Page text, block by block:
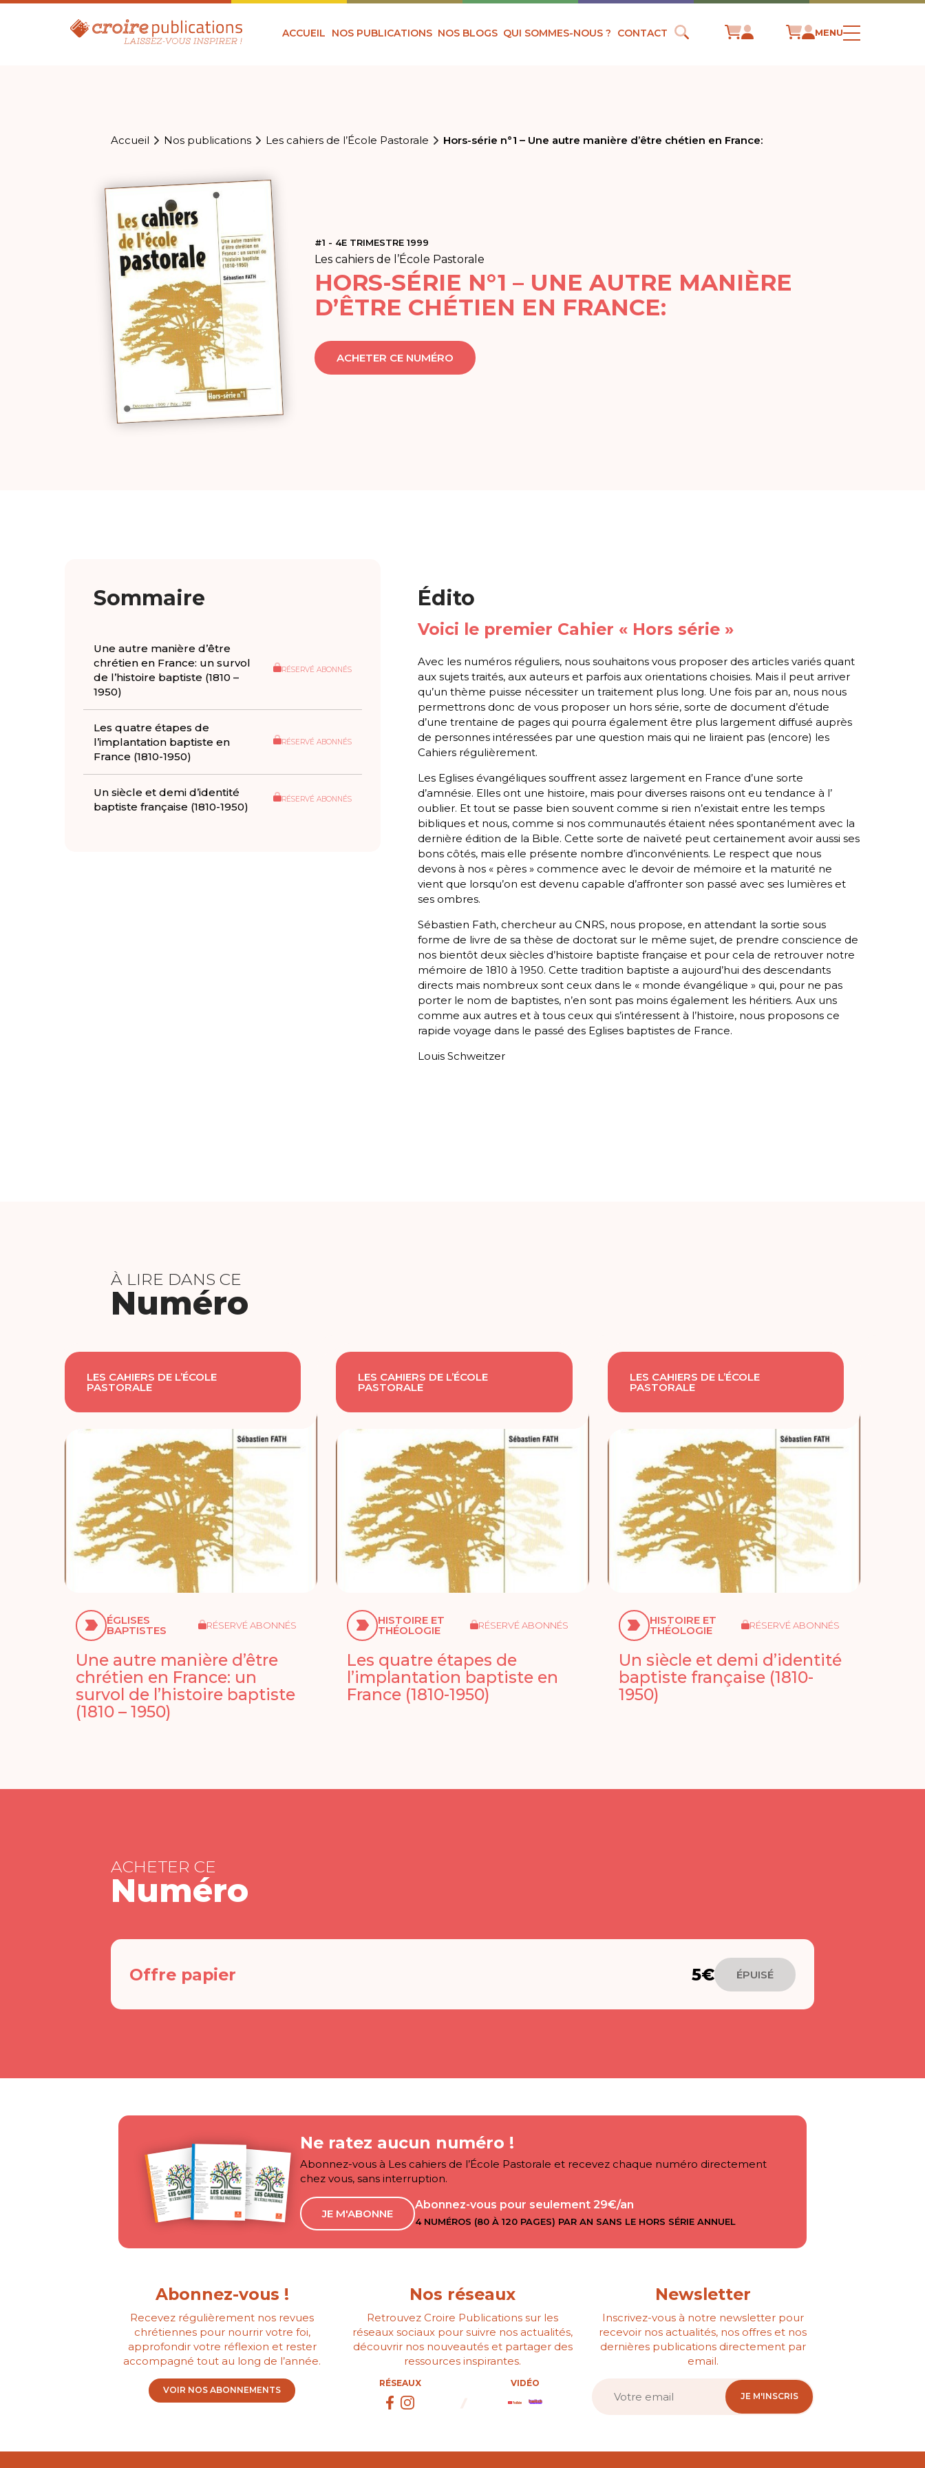
ACCUEIL NOS PUBLICATIONS NOS BLOGS QUI SOMMES-NOUS ? CONTACT MENU
Accueil Nos publications Les cahiers de l’École Pastorale Hors-série n°1 – Une autre manière d’être chétien en France:
#1 - 4E TRIMESTRE 1999
Les cahiers de l’École Pastorale
HORS-SÉRIE N°1 – UNE AUTRE MANIÈRE
D’ÊTRE CHÉTIEN EN FRANCE:
ACHETER CE NUMÉRO
Sommaire
Une autre manière d’être
chrétien en France: un survol
de l’histoire baptiste (1810 –
1950)
RÉSERVÉ ABONNÉS
Les quatre étapes de
l’implantation baptiste en
France (1810-1950)
RÉSERVÉ ABONNÉS
Un siècle et demi d’identité
baptiste française (1810-1950)
RÉSERVÉ ABONNÉS
Édito
Voici le premier Cahier « Hors série »
Avec les numéros réguliers, nous souhaitons vous proposer des articles variés quant
aux sujets traités, aux auteurs et parfois aux orientations choisies. Mais il peut arriver
qu’un thème puisse nécessiter un traitement plus long. Une fois par an, nous nous
permettrons donc de vous proposer un hors série, sorte de document d’étude
d’une trentaine de pages qui pourra également être plus largement diffusé auprès
de personnes intéressées par une question mais qui ne liraient pas (encore) les
Cahiers régulièrement.
Les Eglises évangéliques souffrent assez largement en France d’une sorte
d’amnésie. Elles ont une histoire, mais pour diverses raisons ont eu tendance à l’
oublier. Et tout se passe bien souvent comme si rien n’existait entre les temps
bibliques et nous, comme si nos communautés étaient nées spontanément avec la
dernière édition de la Bible. Cette sorte de naïveté peut certainement avoir aussi ses
bons côtés, mais elle présente nombre d’inconvénients. Le respect que nous
devons à nos « pères » commence avec le devoir de mémoire et la maturité ne
vient que lorsqu’on est devenu capable d’affronter son passé avec ses lumières et
ses ombres.
Sébastien Fath, chercheur au CNRS, nous propose, en attendant la sortie sous
forme de livre de sa thèse de doctorat sur le même sujet, de prendre conscience de
nos bientôt deux siècles d’histoire baptiste française et pour cela de retrouver notre
mémoire de 1810 à 1950. Cette tradition baptiste a aujourd’hui des descendants
directs mais nombreux sont ceux dans le « monde évangélique » qui, pour ne pas
porter le nom de baptistes, n’en sont pas moins également les héritiers. Aux uns
comme aux autres et à tous ceux qui s’intéressent à l’histoire, nous proposons ce
rapide voyage dans le passé des Eglises baptistes de France.
Louis Schweitzer
À LIRE DANS CE
Numéro
LES CAHIERS DE L’ÉCOLE
PASTORALE
ÉGLISES
BAPTISTES RÉSERVÉ ABONNÉS
Une autre manière d’être
chrétien en France: un
survol de l’histoire baptiste
(1810 – 1950)
LES CAHIERS DE L’ÉCOLE
PASTORALE
HISTOIRE ET
THÉOLOGIE RÉSERVÉ ABONNÉS
Les quatre étapes de
l’implantation baptiste en
France (1810-1950)
LES CAHIERS DE L’ÉCOLE
PASTORALE
HISTOIRE ET
THÉOLOGIE RÉSERVÉ ABONNÉS
Un siècle et demi d’identité
baptiste française (1810-
1950)
ACHETER CE
Numéro
Offre papier 5€ ÉPUISÉ
Ne ratez aucun numéro !
Abonnez-vous à Les cahiers de l’École Pastorale et recevez chaque numéro directement
chez vous, sans interruption.
JE M'ABONNE
Abonnez-vous pour seulement 29€/an
4 NUMÉROS (80 À 120 PAGES) PAR AN SANS LE HORS SÉRIE ANNUEL
Abonnez-vous !
Recevez régulièrement nos revues
chrétiennes pour nourrir votre foi,
approfondir votre réflexion et rester
accompagné tout au long de l’année.
VOIR NOS ABONNEMENTS
Nos réseaux
Retrouvez Croire Publications sur les
réseaux sociaux pour suivre nos actualités,
découvrir nos nouveautés et partager des
ressources inspirantes.
RÉSEAUX VIDÉO
Newsletter
Inscrivez-vous à notre newsletter pour
recevoir nos actualités, nos offres et nos
dernières publications directement par
email.
JE M'INSCRIS